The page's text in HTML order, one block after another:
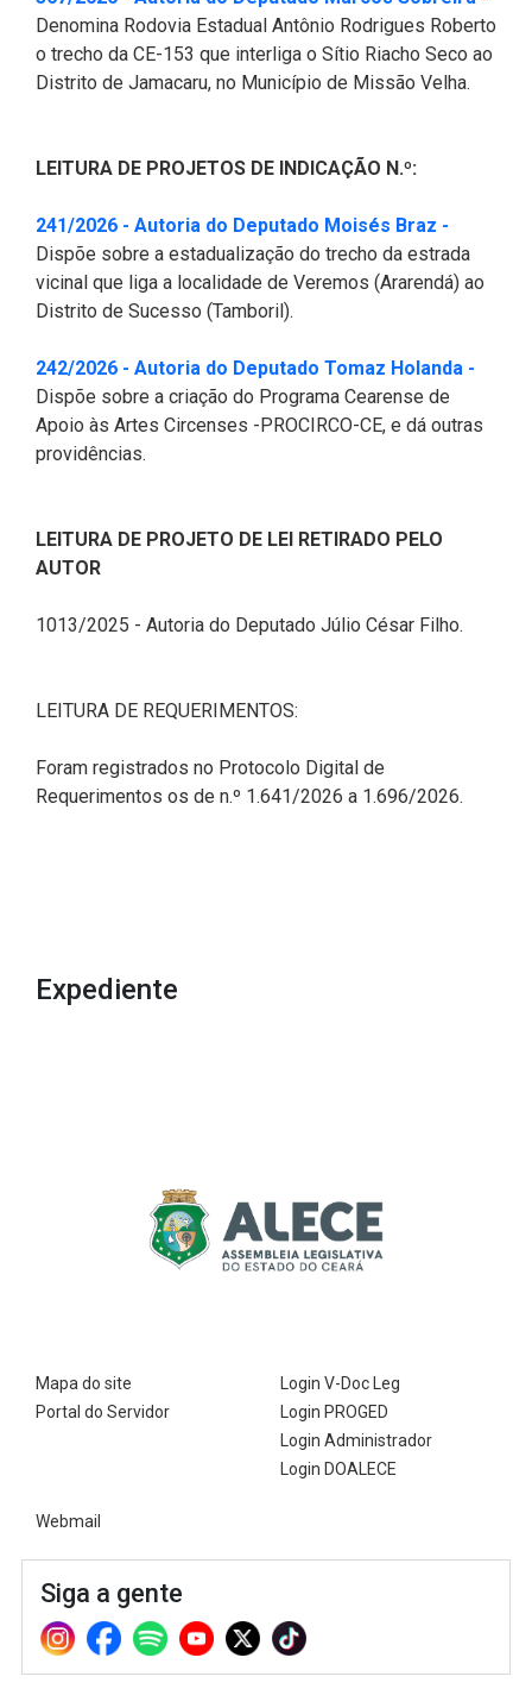
Expediente
Denomina Rodovia Estadual Antônio Rodrigues Roberto
o trecho da CE-153 que interliga o Sítio Riacho Seco ao
Distrito de Jamacaru, no Município de Missão Velha.
LEITURA DE PROJETOS DE INDICAÇÃO N.º:
241/2026 - Autoria do Deputado Moisés Braz -
Dispõe sobre a estadualização do trecho da estrada
vicinal que liga a localidade de Veremos (Ararendá) ao
Distrito de Sucesso (Tamboril).
242/2026 - Autoria do Deputado Tomaz Holanda -
Dispõe sobre a criação do Programa Cearense de
Apoio às Artes Circenses -PROCIRCO-CE, e dá outras
providências.
LEITURA DE PROJETO DE LEI RETIRADO PELO
AUTOR
1013/2025 - Autoria do Deputado Júlio César Filho.
LEITURA DE REQUERIMENTOS:
Foram registrados no Protocolo Digital de
Requerimentos os de n.º 1.641/2026 a 1.696/2026.
Mapa do site
Portal do Servidor
Login V-Doc Leg
Login PROGED
Login Administrador
Login DOALECE
Webmail
Siga a gente